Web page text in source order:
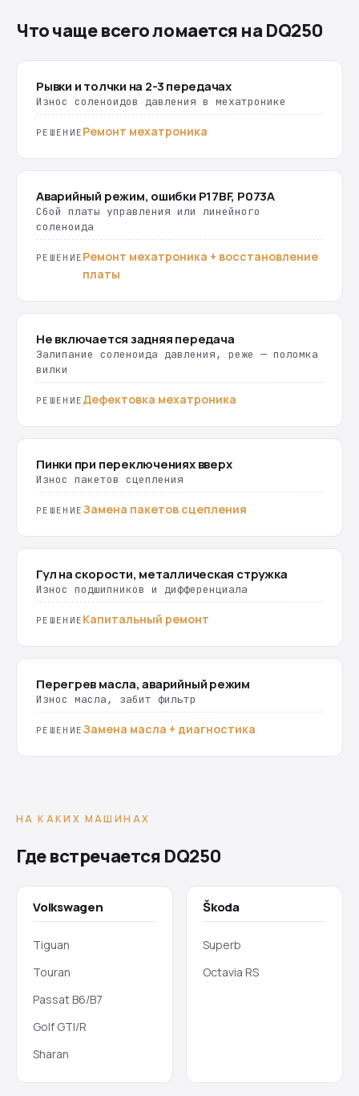
Что чаще всего ломается на DQ250
Рывки и толчки на 2-3 передачах
Износ соленоидов давления в мехатронике
РЕШЕНИЕ Ремонт мехатроника
Аварийный режим, ошибки P17BF, P073A
Сбой платы управления или линейного
соленоида
РЕШЕНИЕ Ремонт мехатроника + восстановление
платы
Не включается задняя передача
Залипание соленоида давления, реже — поломка
вилки
РЕШЕНИЕ Дефектовка мехатроника
Пинки при переключениях вверх
Износ пакетов сцепления
РЕШЕНИЕ Замена пакетов сцепления
Гул на скорости, металлическая стружка
Износ подшипников и дифференциала
РЕШЕНИЕ Капитальный ремонт
Перегрев масла, аварийный режим
Износ масла, забит фильтр
РЕШЕНИЕ Замена масла + диагностика
НА КАКИХ МАШИНАХ
Где встречается DQ250
Volkswagen
Tiguan
Touran
Passat B6/B7
Golf GTI/R
Sharan
Škoda
Superb
Octavia RS